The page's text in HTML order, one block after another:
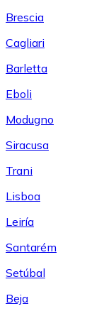
Brescia
Cagliari
Barletta
Eboli
Modugno
Siracusa
Trani
Lisboa
Leiría
Santarém
Setúbal
Beja